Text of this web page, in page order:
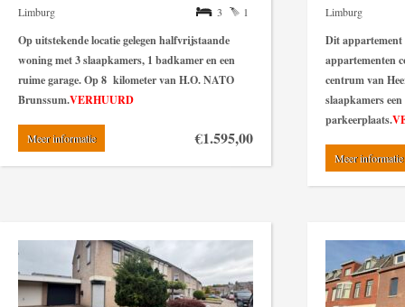
3 1
Limburg
Op uitstekende locatie gelegen halfvrijstaande
woning met 3 slaapkamers, 1 badkamer en een
ruime garage. Op 8 kilometer van H.O. NATO
Brunssum.VERHUURD
Meer informatie €1.595,00
Limburg
Dit appartement
appartementen
centrum van
slaapkamers
parkeerplaats.
Meer informatie